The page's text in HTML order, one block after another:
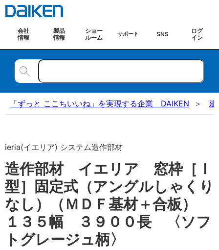
会社
情報
製品
情報
ショー
ルーム
サポート SNS
ログ
イン
「ずっと ここちいいね」を実現する企業 DAIKEN 建
ieria(イエリア) システム造作部材
造作部材 イエリア 窓枠［Ｉ
型］固定式（アングルしゃくり
なし）（ＭＤＦ基材＋合板）
１３５幅 ３９００長 〈ソフ
トグレージュ柄〉